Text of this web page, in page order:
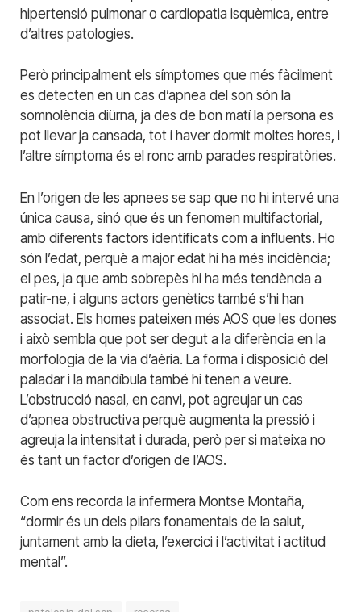
hipertensió pulmonar o cardiopatia isquèmica, entre
d’altres patologies.
Però principalment els símptomes que més fàcilment
es detecten en un cas d’apnea del son són la
somnolència diürna, ja des de bon matí la persona es
pot llevar ja cansada, tot i haver dormit moltes hores, i
l’altre símptoma és el ronc amb parades respiratòries.
En l’origen de les apnees se sap que no hi intervé una
única causa, sinó que és un fenomen multifactorial,
amb diferents factors identificats com a influents. Ho
són l’edat, perquè a major edat hi ha més incidència;
el pes, ja que amb sobrepès hi ha més tendència a
patir-ne, i alguns actors genètics també s’hi han
associat. Els homes pateixen més AOS que les dones
i això sembla que pot ser degut a la diferència en la
morfologia de la via d’aèria. La forma i disposició del
paladar i la mandíbula també hi tenen a veure.
L’obstrucció nasal, en canvi, pot agreujar un cas
d’apnea obstructiva perquè augmenta la pressió i
agreuja la intensitat i durada, però per si mateixa no
és tant un factor d’origen de l’AOS.
Com ens recorda la infermera Montse Montaña,
“dormir és un dels pilars fonamentals de la salut,
juntament amb la dieta, l’exercici i l’activitat i actitud
mental”.